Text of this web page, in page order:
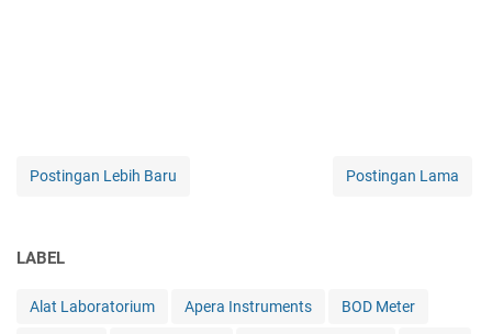
Postingan Lebih Baru Postingan Lama
LABEL
Alat Laboratorium Apera Instruments BOD Meter